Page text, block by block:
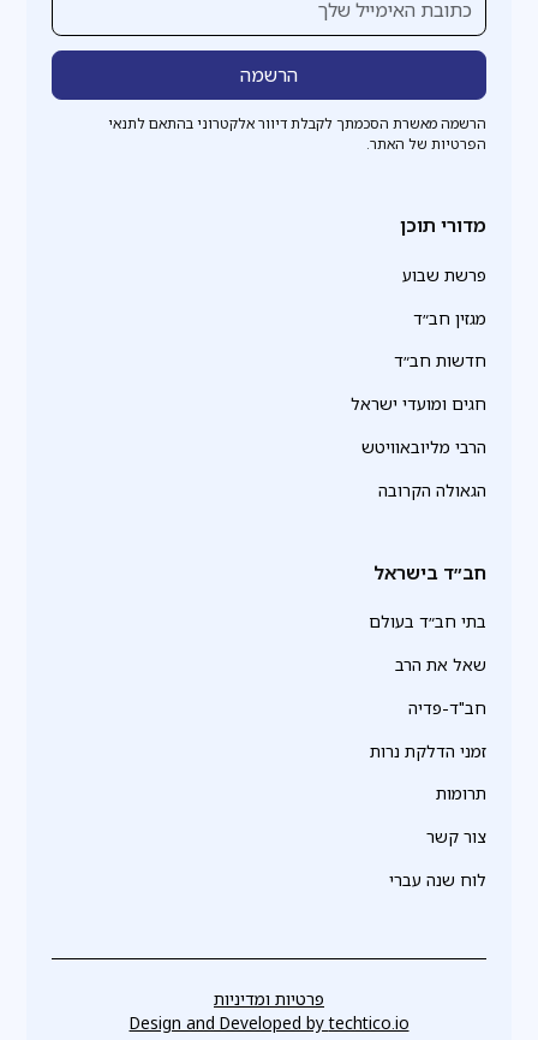
הרשמה מאשרת הסכמתך לקבלת דיוור אלקטרוני בהתאם לתנאי
הפרטיות של האתר.
מדורי תוכן
פרשת שבוע
מגזין חב״ד
חדשות חב״ד
חגים ומועדי ישראל
הרבי מליובאוויטש
הגאולה הקרובה
חב״ד בישראל
בתי חב״ד בעולם
שאל את הרב
חב"ד-פדיה
זמני הדלקת נרות
תרומות
צור קשר
לוח שנה עברי
פרטיות ומדיניות
Design and Developed bytechtico.io